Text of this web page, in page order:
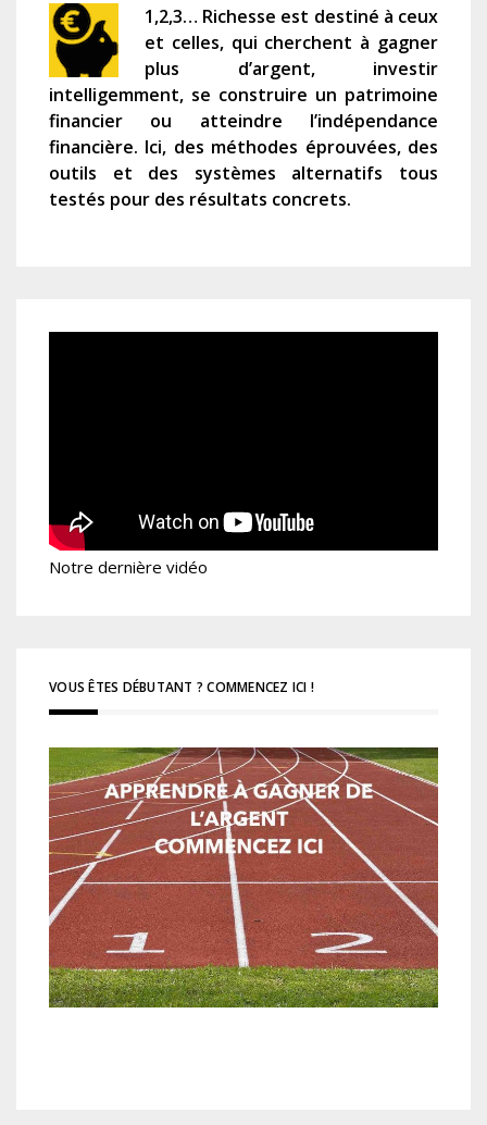
1,2,3… Richesse est destiné à ceux
et celles, qui cherchent à gagner
plus d’argent, investir
intelligemment, se construire un patrimoine
financier ou atteindre l’indépendance
financière. Ici, des méthodes éprouvées, des
outils et des systèmes alternatifs tous
testés pour des résultats concrets.
Notre dernière vidéo
VOUS ÊTES DÉBUTANT ? COMMENCEZ ICI !